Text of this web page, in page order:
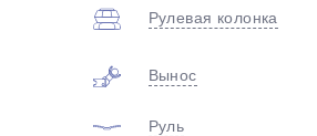
Рулевая колонка
Вынос
Руль